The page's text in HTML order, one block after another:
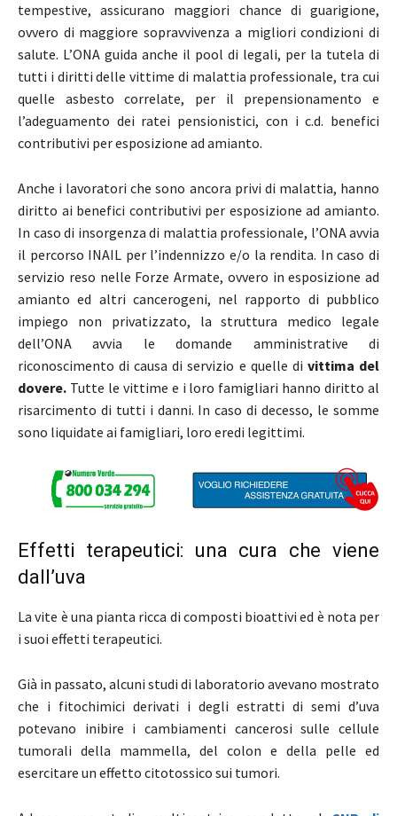
tempestive, assicurano maggiori chance di guarigione,
ovvero di maggiore sopravvivenza a migliori condizioni di
salute. L’ONA guida anche il pool di legali, per la tutela di
tutti i diritti delle vittime di malattia professionale, tra cui
quelle asbesto correlate, per il prepensionamento e
l’adeguamento dei ratei pensionistici, con i c.d. benefici
contributivi per esposizione ad amianto.
Anche i lavoratori che sono ancora privi di malattia, hanno
diritto ai benefici contributivi per esposizione ad amianto.
In caso di insorgenza di malattia professionale, l’ONA avvia
il percorso INAIL per l’indennizzo e/o la rendita. In caso di
servizio reso nelle Forze Armate, ovvero in esposizione ad
amianto ed altri cancerogeni, nel rapporto di pubblico
impiego non privatizzato, la struttura medico legale
dell’ONA avvia le domande amministrative di
riconoscimento di causa di servizio e quelle di vittima del
dovere. Tutte le vittime e i loro famigliari hanno diritto al
risarcimento di tutti i danni. In caso di decesso, le somme
sono liquidate ai famigliari, loro eredi legittimi.
Effetti terapeutici: una cura che viene
dall’uva
La vite è una pianta ricca di composti bioattivi ed è nota per
i suoi effetti terapeutici.
Già in passato, alcuni studi di laboratorio avevano mostrato
che i fitochimici derivati i degli estratti di semi d’uva
potevano inibire i cambiamenti cancerosi sulle cellule
tumorali della mammella, del colon e della pelle ed
esercitare un effetto citotossico sui tumori.